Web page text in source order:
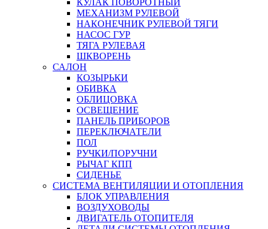
КУЛАК ПОВОРОТНЫЙ
МЕХАНИЗМ РУЛЕВОЙ
НАКОНЕЧНИК РУЛЕВОЙ ТЯГИ
НАСОС ГУР
ТЯГА РУЛЕВАЯ
ШКВОРЕНЬ
САЛОН
КОЗЫРЬКИ
ОБИВКА
ОБЛИЦОВКА
ОСВЕЩЕНИЕ
ПАНЕЛЬ ПРИБОРОВ
ПЕРЕКЛЮЧАТЕЛИ
ПОЛ
РУЧКИ/ПОРУЧНИ
РЫЧАГ КПП
СИДЕНЬЕ
СИСТЕМА ВЕНТИЛЯЦИИ И ОТОПЛЕНИЯ
БЛОК УПРАВЛЕНИЯ
ВОЗДУХОВОДЫ
ДВИГАТЕЛЬ ОТОПИТЕЛЯ